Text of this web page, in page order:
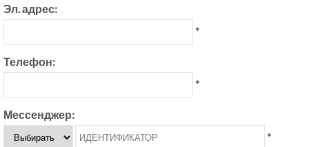
Эл. адрес:
*
Телефон:
*
Мессенджер:
*